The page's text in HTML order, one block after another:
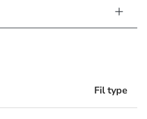
Fil type